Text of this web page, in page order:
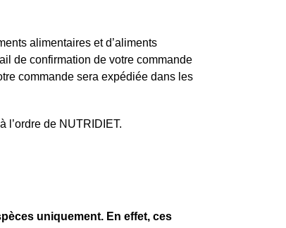
alimentaires et d’aliments
de confirmation de votre commande
commande sera expédiée dans les
l’ordre de NUTRIDIET.
uniquement. En effet, ces